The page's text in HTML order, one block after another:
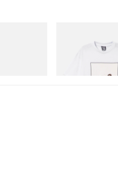
Billionaire Boys
D Cotton T-Shirt 2